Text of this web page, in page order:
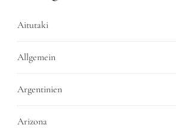
Aitutaki
Allgemein
Argentinien
Arizona